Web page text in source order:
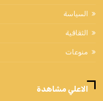
السياسة
الثقافية
منوعات
الاعلي مشاهدة